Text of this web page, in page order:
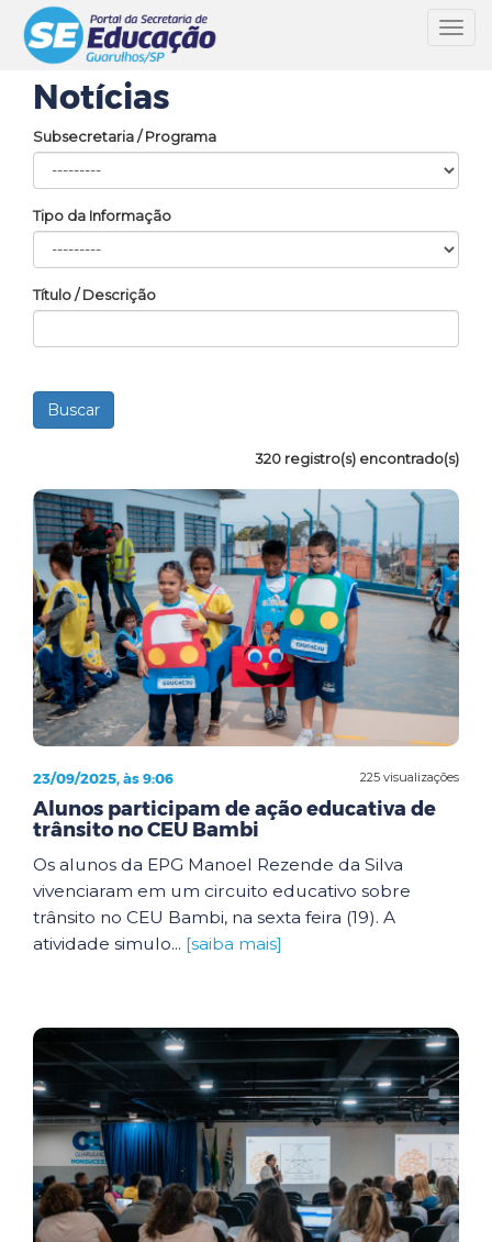
Notícias
Subsecretaria / Programa
Tipo da Informação
Título / Descrição
320 registro(s) encontrado(s)
225 visualizações
23/09/2025, às 9:06
Alunos participam de ação educativa de
trânsito no CEU Bambi
Os alunos da EPG Manoel Rezende da Silva
vivenciaram em um circuito educativo sobre
trânsito no CEU Bambi, na sexta feira (19). A
atividade simulo... [saiba mais]